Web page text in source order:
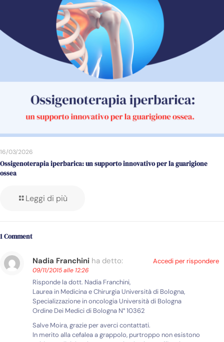
16/03/2026
Ossigenoterapia iperbarica: un supporto innovativo per la guarigione
ossea
Leggi di più
1 Comment
Nadia Franchini ha detto:
09/11/2015 alle 12:26
Risponde la dott. Nadia Franchini,
Laurea in Medicina e Chirurgia Università di Bologna,
Specializzazione in oncologia Università di Bologna
Ordine Dei Medici di Bologna N° 10362
Salve Moira, grazie per averci contattati.
In merito alla cefalea a grappolo, purtroppo non esistono
Accedi per rispondere